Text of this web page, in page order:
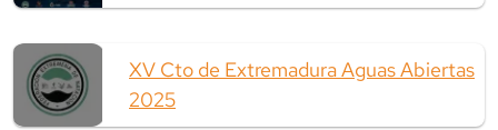
XV Cto de Extremadura Aguas Abiertas
2025